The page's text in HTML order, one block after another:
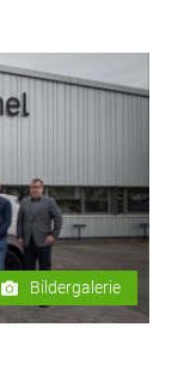
Bildergalerie